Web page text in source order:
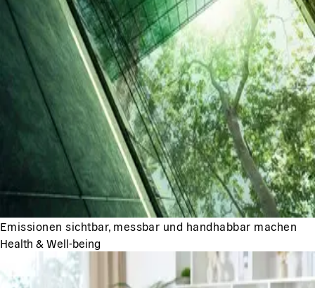
Emissionen sichtbar, messbar und handhabbar machen
Health & Well-being